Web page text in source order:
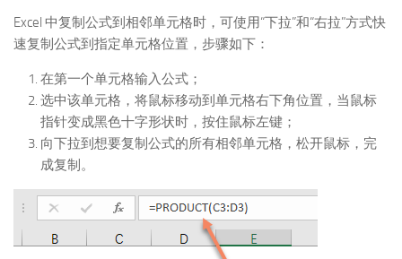
Excel 中复制公式到相邻单元格时，可使用“下拉”和“右拉”方式快
速复制公式到指定单元格位置，步骤如下：
在第一个单元格输入公式；
选中该单元格，将鼠标移动到单元格右下角位置，当鼠标
指针变成黑色十字形状时，按住鼠标左键；
向下拉到想要复制公式的所有相邻单元格，松开鼠标，完
成复制。